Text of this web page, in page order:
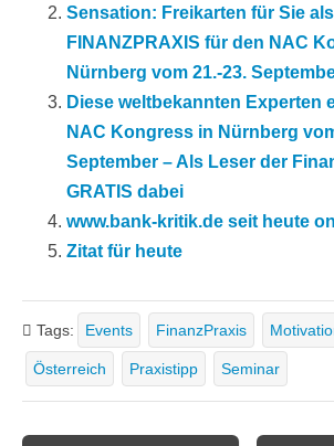
Sensation: Freikarten für Sie
FINANZPRAXIS für den NAC
Nürnberg vom 21.-23.
Diese weltbekannten Experten
NAC Kongress in Nürnberg
September – Als Leser der
GRATIS dabei
www.bank-kritik.de seit heute
Zitat für heute
Tags: Events FinanzPraxis
Österreich Praxistipp Seminar